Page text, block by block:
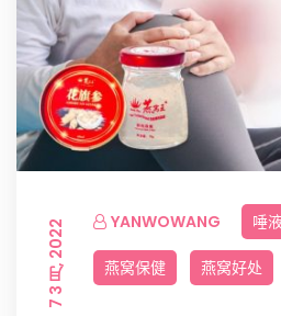
YANWOWANG
7 3 月, 2022 唾
燕窝保健 燕窝好处